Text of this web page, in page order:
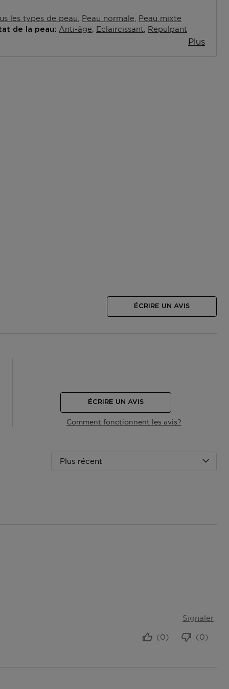
les types de peau Peau normale Peau mixte
de la peau Anti-âge Eclaircissant Repulpant
Plus
ÉCRIRE UN AVIS
Comment fonctionnent les avis?
ÉCRIRE UN AVIS
Plus récent
Signaler
(0)
(0)